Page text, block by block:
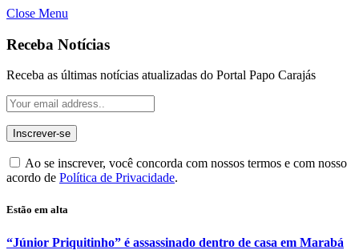
Close Menu
Receba Notícias
Receba as últimas notícias atualizadas do Portal Papo Carajás
Ao se inscrever, você concorda com nossos termos e com nosso
acordo de Política de Privacidade.
Estão em alta
“Júnior Priquitinho” é assassinado dentro de casa em Marabá